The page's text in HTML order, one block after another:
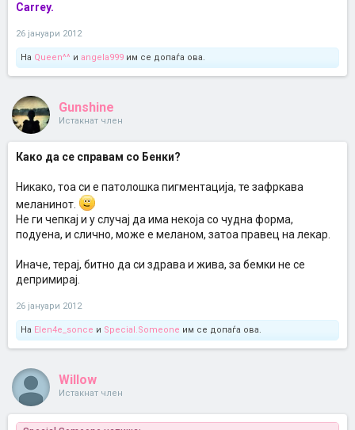
Carrey.
26 јануари 2012
На Queen^^ и angela999 им се допаѓа ова.
Gunshine
Истакнат член
Како да се справам со Бенки?
Никако, тоа си е патолошка пигментација, те зафркава
меланинот.
Не ги чепкај и у случај да има некоја со чудна форма,
подуена, и слично, може е меланом, затоа правец на лекар.
Иначе, терај, битно да си здрава и жива, за бемки не се
депримирај.
26 јануари 2012
На Elen4e_sonce и Special.Someone им се допаѓа ова.
Willow
Истакнат член